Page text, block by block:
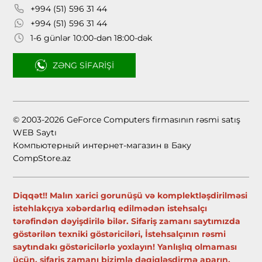
+994 (51) 596 31 44
+994 (51) 596 31 44
1-6 günlər 10:00-dən 18:00-dək
ZƏNG SIFARIŞI
© 2003-2026 GeForce Computers firmasının rəsmi satış
WEB Saytı
Компьютерный интернет-магазин в Баку
CompStore.az
Diqqət!! Malın xarici gorunüşü və komplektləşdirilməsi
istehlakçıya xəbərdarlıq edilmədən istehsalçı
tərəfindən dəyişdirilə bilər. Sifariş zamanı saytımızda
göstərilən texniki göstəriciləri, İstehsalçının rəsmi
saytındakı göstəricilərlə yoxlayın! Yanlışlıq olmaması
üçün, sifariş zamanı bizimlə dəqiqləşdirmə aparın.